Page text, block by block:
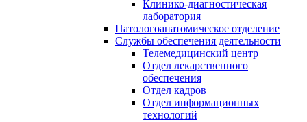
Клинико-диагностическая
лаборатория
Патологоанатомическое отделение
Службы обеспечения деятельности
Телемедицинский центр
Отдел лекарственного
обеспечения
Отдел кадров
Отдел информационных
технологий